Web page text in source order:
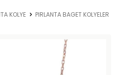
KOLYE
PIRLANTA BAGET KOLYELER